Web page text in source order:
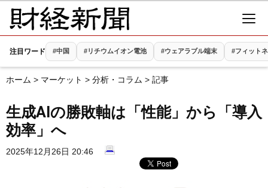
注目ワード #中国 #リチウムイオン電池 #ウェアラブル端末 #フィット
ホーム > マーケット > 分析・コラム > 記事
生成AIの勝敗軸は「性能」から「導入
効率」へ
2025年12月26日 20:46